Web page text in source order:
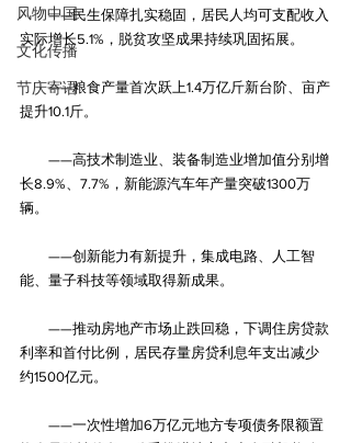
风物中国
文化传播
节庆寄语
——民生保障扎实稳固，居民人均可支配收入
实际增长5.1%，脱贫攻坚成果持续巩固拓展。
——粮食产量首次跃上1.4万亿斤新台阶、亩产
提升10.1斤。
——高技术制造业、装备制造业增加值分别增
长8.9%、7.7%，新能源汽车年产量突破1300万
辆。
——创新能力有新提升，集成电路、人工智
能、量子科技等领域取得新成果。
——推动房地产市场止跌回稳，下调住房贷款
利率和首付比例，居民存量房贷利息年支出减少
约1500亿元。
——一次性增加6万亿元地方专项债务限额置